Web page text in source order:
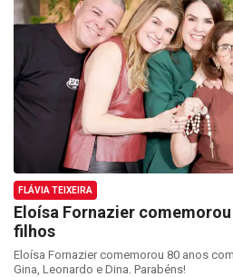
FLÁVIA TEIXEIRA
Eloísa Fornazier
filhos
Eloísa Fornazier comemorou 80 anos
Gina, Leonardo e Dina. Parabéns!